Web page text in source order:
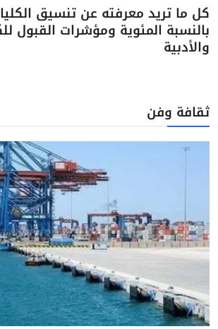
بالنسبة المئوية ومؤشرات القبول
والأدبية
ثقافة وفن